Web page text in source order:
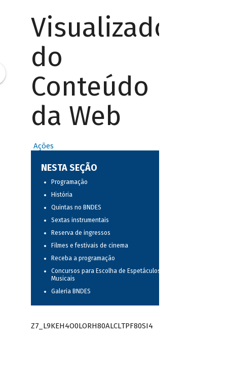
Visualizador
do
Conteúdo
da Web
Ações
NESTA SEÇÃO
Programação
História
Quintas no BNDES
Sextas instrumentais
Reserva de ingressos
Filmes e festivais de cinema
Receba a programação
Concursos para Escolha de Espetáculos
Musicais
Galeria BNDES
Z7_L9KEH4O0LORH80ALCLTPF80SI4